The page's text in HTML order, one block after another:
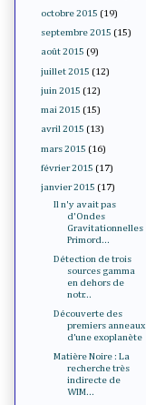
octobre 2015 (19)
septembre 2015 (15)
août 2015 (9)
juillet 2015 (12)
juin 2015 (12)
mai 2015 (15)
avril 2015 (13)
mars 2015 (16)
février 2015 (17)
janvier 2015 (17)
Il n'y avait pas
d'Ondes
Gravitationnelles
Primord...
Détection de trois
sources gamma
en dehors de
notr...
Découverte des
premiers anneaux
d’une exoplanète
Matière Noire : La
recherche très
indirecte de
WIM...